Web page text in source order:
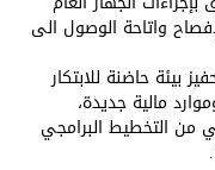
واتاحة الوصول الى
بيئة حاضنة للابتكار
مالية جديدة،
من التخطيط البرامجي